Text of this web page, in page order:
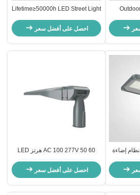
for
Lifetime≥50000h LED Street Light
Lasting Outdoor Lighting Ideal for
City Streets and Public Areas
احصل على أفضل سعر
إضاءة
التثبيت
AC 100 277V 50 60 هرتز LED
الشارع يقدم كفاءة 150LPW مثالية
لإضاءة الشوارع الحضرية
احصل على أفضل سعر